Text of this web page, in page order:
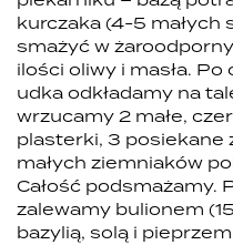
kurczaka (4-5 małych
smażyć w
ilości oliwy i masła.
udka odkładamy na
wrzucamy 2 małe,
plasterki, 3 posiekane
małych ziemniaków
Całość podsmażamy.
zalewamy bulionem
bazylią, solą i